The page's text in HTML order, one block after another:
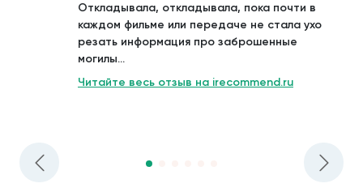
Откладывала, откладывала, пока почти в
каждом фильме или передаче не стала ухо
резать информация про заброшенные
могилы...
Читайте весь отзыв на irecommend.ru